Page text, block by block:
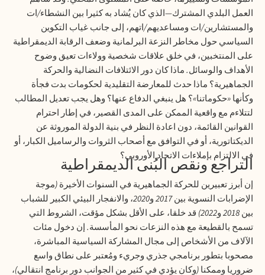
العمل البلدي المشترك—الذي كان يُشاد به كثيرا بين النشطاء/ات
والمستشارين/ات ومساعديهم/اتهم، إلى جانب غياب التكوين
السياسي حول مخاطر النزعة البرلمانية وضعف الرقابة الديمقراطية
على المنتخبين، في خلق علاقات شخصية وولاءات تعيق وضوح
الأهداف والوسائل.ماذا كان دور الائتلافات النضالية والحركة
الجماهيرية؟ ماذا حدث للمعارضة التقليدية لحكومات بدت فجأة
وكأنها«حكوماتنا»؟ هل ينبغي الدفاع عنها؟ وهل يجب تعديل المطالب
لتتلاءم مع واقعية الممكن على المدى القصير، في إطار احترام
القوانين القائمة، دون اعادة النظر في بنية الدولة الموروثة عن
الديكتاتورية، أو في التوافق مع أصحاب الثروات والرساميل الكبار، أو
في الالتزام بإملاءات الاتحاد الأوروبي؟
التراجع ونقص البُنى الديمقراطية
إن أبرز تعبيرين للحركة الجماهيرية في السنوات الأخيرة(موجة
الإضرابات النسوية بين2017و2020، والانفجار البيئي الكبير للشباب
بين2018و2022) قد خلقا، على الأقل بشكل مؤقت، الشروط التي
تسمح بالقطيعة مع هذه النزعات نحو المأسسة.إن دخول مئات
الآلاف من الأشخاص إلى مجال المشاركة السياسية المباشرة،
مصحوبا بتطور برنامجي جذري وجريء ومُعتبر على نطاق واسع
ضروريا وممكنا(وكان يؤدي في كثير من الجوانب دور برنامج انتقالي)،